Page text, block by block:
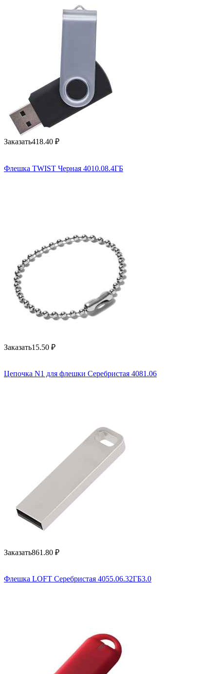
Заказать418.40 ₽
Флешка TWIST Черная 4010.08.4ГБ
Заказать15.50 ₽
Цепочка N1 для флешки Серебристая 4081.06
Заказать861.80 ₽
Флешка LOFT Серебристая 4055.06.32ГБ3.0